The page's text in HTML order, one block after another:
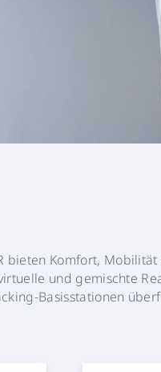
bieten Komfort, Mobilität
und gemischte
Basisstationen